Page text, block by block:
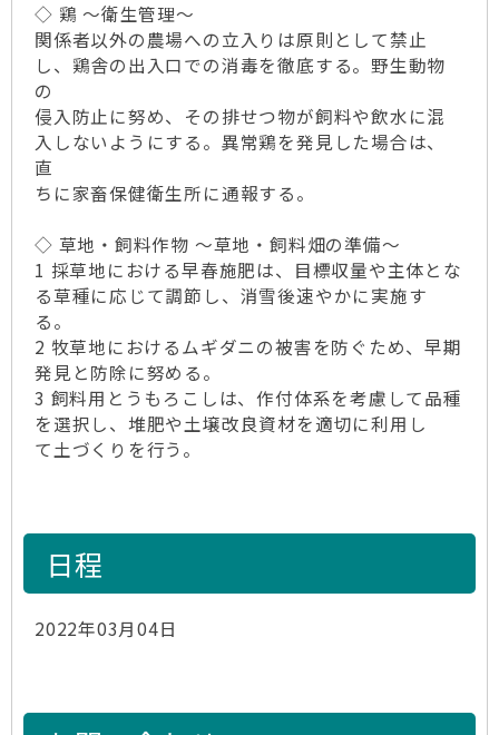
◇ 鶏 ～衛生管理～
関係者以外の農場への立入りは原則として禁止
し、鶏舎の出入口での消毒を徹底する。野生動物
の
侵入防止に努め、その排せつ物が飼料や飲水に混
入しないようにする。異常鶏を発見した場合は、
直
ちに家畜保健衛生所に通報する。
◇ 草地・飼料作物 ～草地・飼料畑の準備～
1 採草地における早春施肥は、目標収量や主体とな
る草種に応じて調節し、消雪後速やかに実施す
る。
2 牧草地におけるムギダニの被害を防ぐため、早期
発見と防除に努める。
3 飼料用とうもろこしは、作付体系を考慮して品種
を選択し、堆肥や土壌改良資材を適切に利用し
て土づくりを行う。
日程
2022年03月04日